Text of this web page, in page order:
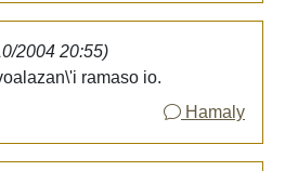
2004 20:55)
ramaso io.
Hamaly